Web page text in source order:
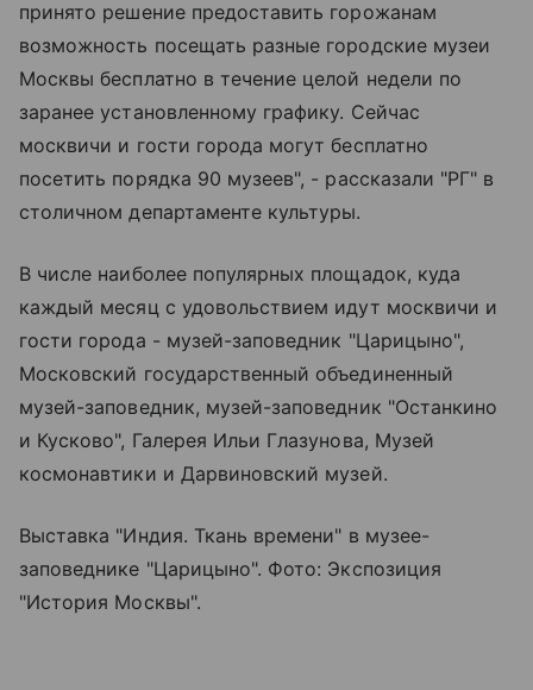
принято решение предоставить горожанам
возможность посещать разные городские музеи
Москвы бесплатно в течение целой недели по
заранее установленному графику. Сейчас
москвичи и гости города могут бесплатно
посетить порядка 90 музеев", - рассказали "РГ" в
столичном департаменте культуры.
В числе наиболее популярных площадок, куда
каждый месяц с удовольствием идут москвичи и
гости города - музей-заповедник "Царицыно",
Московский государственный объединенный
музей-заповедник, музей-заповедник "Останкино
и Кусково", Галерея Ильи Глазунова, Музей
космонавтики и Дарвиновский музей.
Выставка "Индия. Ткань времени" в музее-
заповеднике "Царицыно". Фото: Экспозиция
"История Москвы".